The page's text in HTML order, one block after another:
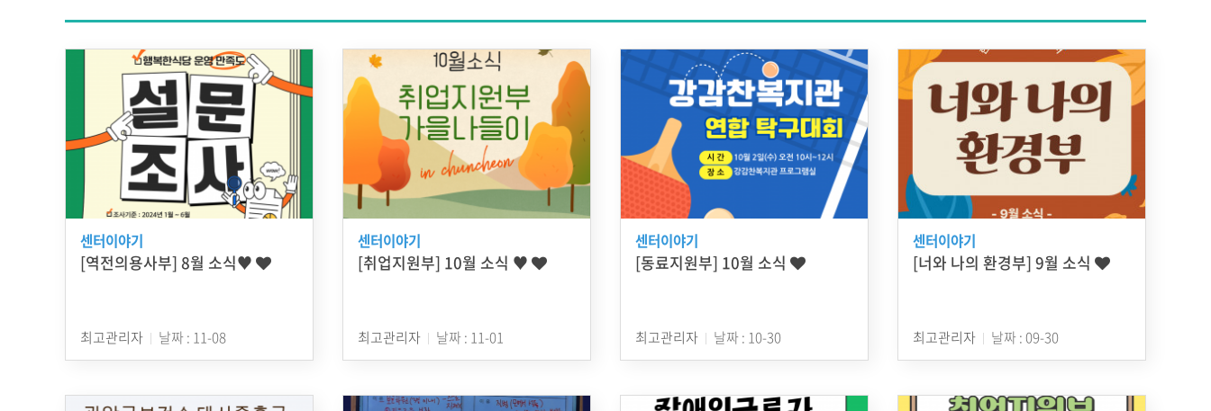
센터이야기
[역전의용사부] 8월 소식♥
최고관리자 날짜 : 11-08
센터이야기
[취업지원부] 10월 소식 ♥
최고관리자 날짜 : 11-01
센터이야기
[동료지원부] 10월 소식
최고관리자 날짜 : 10-30
센터이야기
[너와 나의 환경부] 9월 소식
최고관리자 날짜 : 09-30